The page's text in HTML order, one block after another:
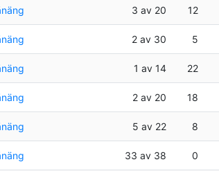
3 av 20 12
2 av 30 5
1 av 14 22
2 av 20 18
5 av 22 8
33 av 38 0